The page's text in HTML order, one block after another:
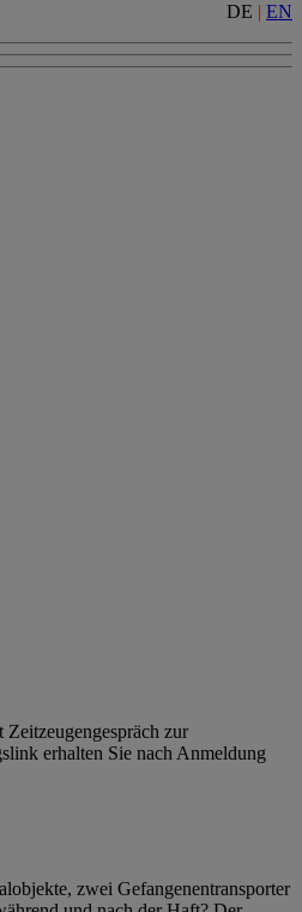
DE | EN
zur
erhalten Sie nach Anmeldung
zwei Gefangenentransporter